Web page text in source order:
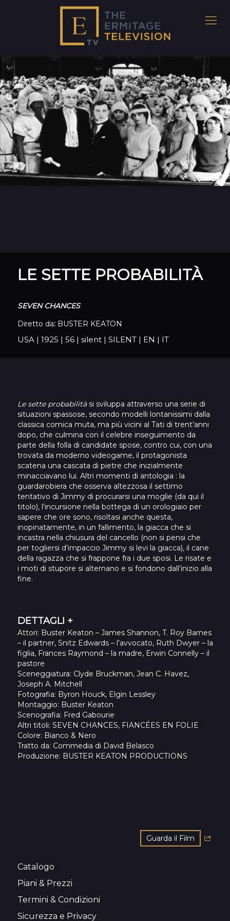
LE SETTE PROBABILITÀ
SEVEN CHANCES
Diretto da:BUSTER KEATON
USA| 1925 | 56| silent| SILENT| EN | IT
Le sette probabilitàsi sviluppa attraverso una serie di
situazioni spassose, secondo modelli lontanissimi dalla
classica comica muta, ma più vicini al Tati di trent’anni
dopo, che culmina con il celebre inseguimento da
parte della folla di candidate spose, contro cui, con una
trovata da moderno videogame, il protagonista
scatena una cascata di pietre che inizialmente
minacciavano lui. Altri momenti di antologia : la
guardarobiera che osserva altezzosa il settimo
tentativo di Jimmy di procurarsi una moglie (da qui il
titolo), l’incursione nella bottega di un orologiaio per
sapere che ore sono, risoltasi anche questa,
inopinatamente, in un fallimento, la giacca che si
incastra nella chiusura del cancello (non si pensi che
per togliersi d’impaccio Jimmy si levi la giacca), il cane
della ragazza che si frappone fra i due sposi. Le risate e
i moti di stupore si alternano e si fondono dall’inizio alla
fine.
DETTAGLI +
Attori: Buster Keaton – James Shannon, T. Roy Barnes
– il partner, Snitz Edwards – l’avvocato, Ruth Dwyer – la
figlia, Frances Raymond – la madre, Erwin Connelly – il
pastore
Sceneggiatura: Clyde Bruckman, Jean C. Havez,
Joseph A. Mitchell
Fotografia: Byron Houck, Elgin Lessley
Montaggio: Buster Keaton
Scenografia: Fred Gabourie
Altri titoli: SEVEN CHANCES, FIANCÉES EN FOLIE
Colore: Bianco & Nero
Tratto da: Commedia di David Belasco
Produzione: BUSTER KEATON PRODUCTIONS
Guarda il Film
Catalogo
Piani & Prezzi
Termini & Condizioni
Sicurezza e Privacy